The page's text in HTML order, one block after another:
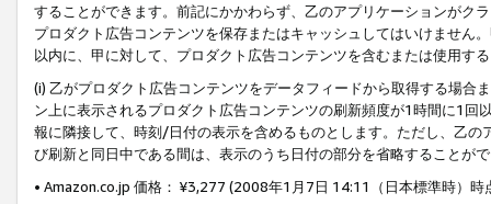
することができます。前記にかかわらず、乙のアプリケーションがク
プロダクト広告コンテンツを保存またはキャッシュしてはいけません
以内に、甲に対して、プロダクト広告コンテンツを含むまたは使用す
(i) 乙がプロダクト広告コンテンツをデータフィードから取得する場合
ン上に表示されるプロダクト広告コンテンツの刷新頻度が1時間に1
報に隣接して、時刻/日付の表示を含めるものとします。ただし、乙
び刷新と同日中である間は、表示のうち日付の部分を省略することが
• Amazon.co.jp 価格： ¥3,277 (2008年1月7日 14:11（日本標準時）